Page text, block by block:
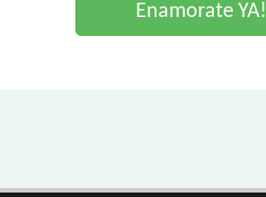
Enamorate YA!